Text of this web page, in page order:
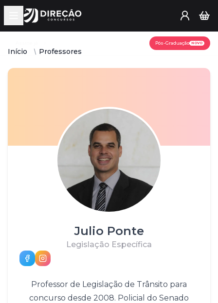
Open main menu
Pós-Graduação NOVO
Início Professores
Julio Ponte
Legislação Específica
Professor de Legislação de Trânsito para
concurso desde 2008. Policial do Senado